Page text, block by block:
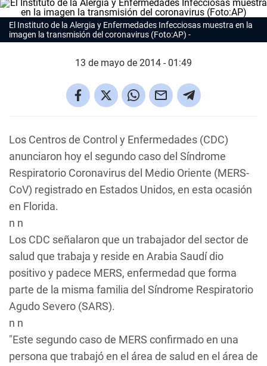
El Instituto de la Alergia y Enfermedades Infecciosas muestra en la
imagen la transmisión del coronavirus (Foto:AP)
13 de mayo de 2014 - 01:49
Los Centros de Control y Enfermedades (CDC)
anunciaron hoy el segundo caso del Síndrome
Respiratorio Coronavirus del Medio Oriente (MERS-
CoV) registrado en Estados Unidos, en esta ocasión
en Florida.
n n
Los CDC señalaron que un trabajador del sector de
salud que trabaja y reside en Arabia Saudí dio
positivo y padece MERS, enfermedad que forma
parte de la misma familia del Síndrome Respiratorio
Agudo Severo (SARS).
n n
"Este segundo caso de MERS confirmado en una
persona que trabajó en el área de salud en el área de